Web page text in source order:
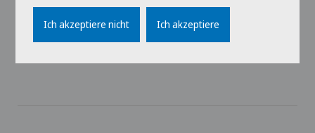
Impressum
Ich akzeptiere nicht Ich akzeptiere